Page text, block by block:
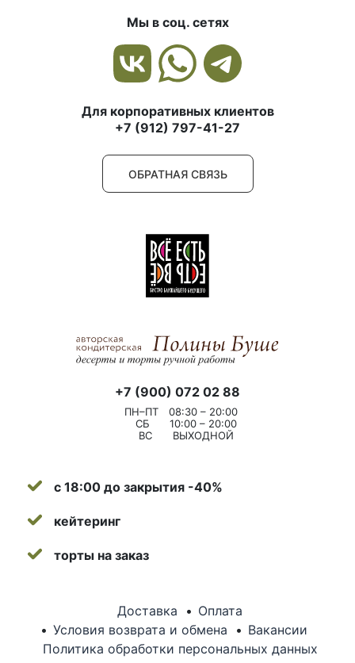
Мы в соц. сетях
Для корпоративных клиентов
+7 (912) 797-41-27
ОБРАТНАЯ СВЯЗЬ
+7 (900) 072 02 88
ПН–ПТ
08:30 – 20:00
СБ
10:00 – 20:00
ВС
ВЫХОДНОЙ
с 18:00 до закрытия -40%
кейтеринг
торты на заказ
Доставка
Оплата
Условия возврата и обмена
Вакансии
Политика обработки персональных данных